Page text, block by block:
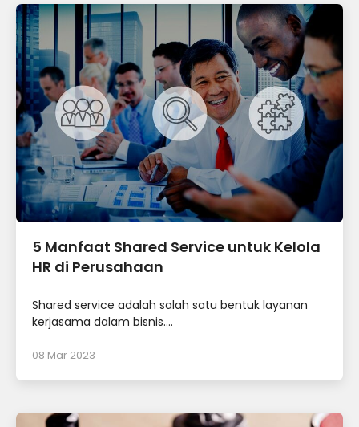
5 Manfaat Shared Service untuk Kelola
HR di Perusahaan
Shared service adalah salah satu bentuk layanan
kerjasama dalam bisnis....
08 Mar 2023